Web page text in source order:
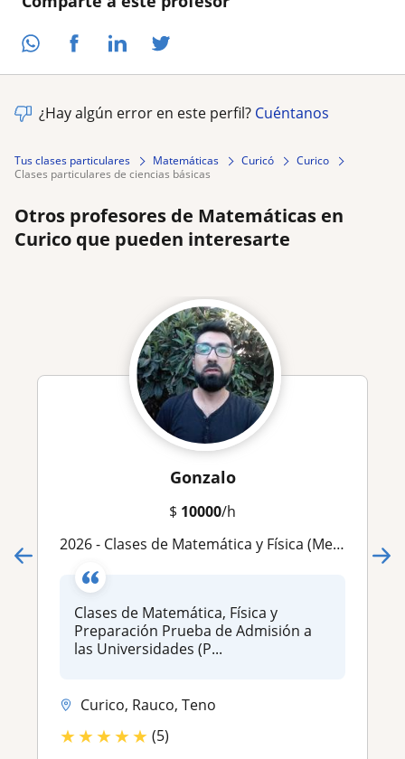
¿Hay algún error en este perfil? Cuéntanos
Tus clases particulares Matemáticas Curicó
Curico
clases particulares de ciencias básicas
Otros profesores de Matemáticas en
Curico que pueden interesarte
Gonzalo
$ 10000/h
2026 - Clases de Matemática y Física (Media / Universitarios) - Presencial y Online
Clases de Matemática, Física y
Preparación Prueba de Admisión a
las Universidades (P...
Curico, Rauco, Teno
★★★★★ (5)